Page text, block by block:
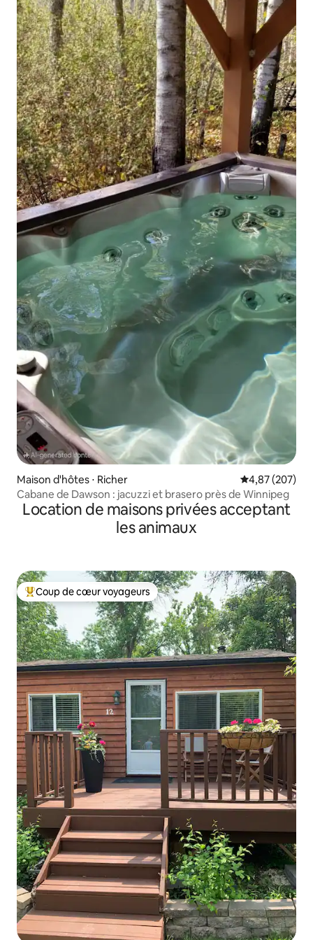
Maison d'hôtes ⋅ Richer Évaluation
4,87 (207)
Cabane de Dawson : jacuzzi et brasero près de Winnipeg
Location de maisons privées acceptant
les animaux
Coups de cœur voyageurs les plus appréciés
Coup de cœur voyageurs